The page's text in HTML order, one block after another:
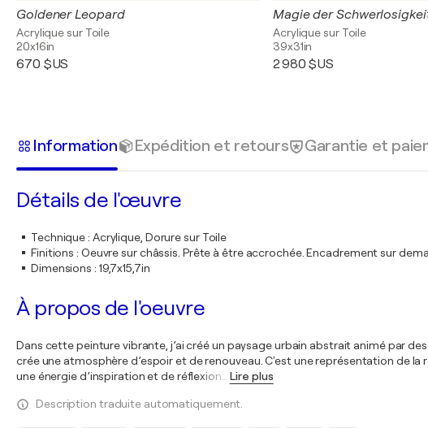
Goldener Leopard
Acrylique sur Toile
20x16in
670 $US
Magie der
Acrylique sur Toile
39x31in
2 980 $US
Information Expédition et retours Garantie et
Détails de l'œuvre
Technique: Acrylique, Dorure sur Toile
Finitions : Oeuvre sur châssis. Prête à être accrochée. Encadrement sur
Dimensions : 19,7x15,7in
À propos de l'oeuvre
Dans cette peinture vibrante, j’ai créé un paysage urbain abstrait animé par
crée une atmosphère d’espoir et de renouveau. C'est une représentation de
une énergie d’inspiration et de réflexion
Lire plus
Description traduite automatiquement.